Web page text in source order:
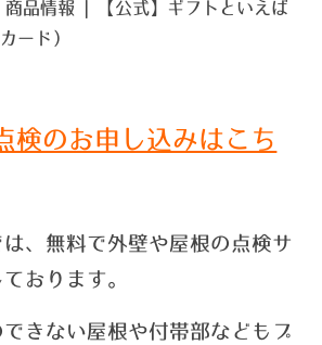
検のお申し込みはこち
、無料で外壁や屋根の点検サ
おります。
きない屋根や付帯部などもプ